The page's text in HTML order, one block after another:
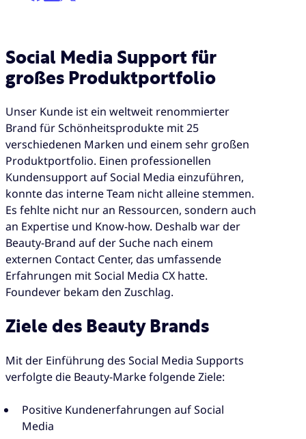
Social Media Support für
großes Produktportfolio
Unser Kunde ist ein weltweit renommierter
Brand für Schönheitsprodukte mit 25
verschiedenen Marken und einem sehr großen
Produktportfolio. Einen professionellen
Kundensupport auf Social Media einzuführen,
konnte das interne Team nicht alleine stemmen.
Es fehlte nicht nur an Ressourcen, sondern auch
an Expertise und Know-how. Deshalb war der
Beauty-Brand auf der Suche nach einem
externen Contact Center, das umfassende
Erfahrungen mit Social Media CX hatte.
Foundever bekam den Zuschlag.
Ziele des Beauty Brands
Mit der Einführung des Social Media Supports
verfolgte die Beauty-Marke folgende Ziele:
Positive Kundenerfahrungen auf Social
Media